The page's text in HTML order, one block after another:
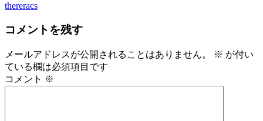
thereracs
コメントを残す
メールアドレスが公開されることはありません。 ※ が付い
ている欄は必須項目です
コメント ※